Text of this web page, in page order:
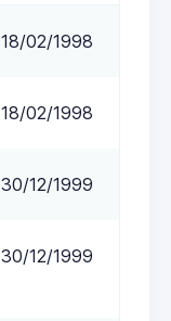
18/02/1998
18/02/1998
30/12/1999
30/12/1999